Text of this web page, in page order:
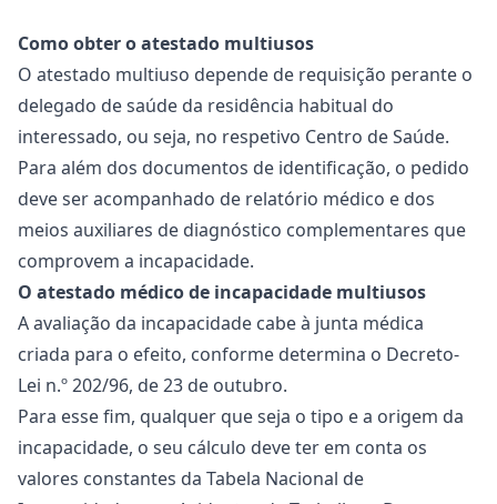
Como obter o atestado multiusos
O atestado multiuso depende de requisição perante o
delegado de saúde da residência habitual do
interessado, ou seja, no respetivo Centro de Saúde.
Para além dos documentos de identificação, o pedido
deve ser acompanhado de relatório médico e dos
meios auxiliares de diagnóstico complementares que
comprovem a incapacidade.
O atestado médico de incapacidade multiusos
A avaliação da incapacidade cabe à junta médica
criada para o efeito, conforme determina o Decreto-
Lei n.º 202/96, de 23 de outubro.
Para esse fim, qualquer que seja o tipo e a origem da
incapacidade, o seu cálculo deve ter em conta os
valores constantes da Tabela Nacional de